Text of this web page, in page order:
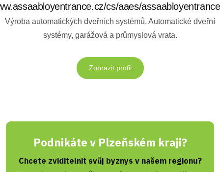
cs/aaes/
Výroba automatických dveřních systémů. Automatické dveřní
systémy, garážová a průmyslová vrata.
Zobrazit profil
Podnikáte v Plzeňském kraji?
Chcete zviditelnit svůj byznys v našem regionu?